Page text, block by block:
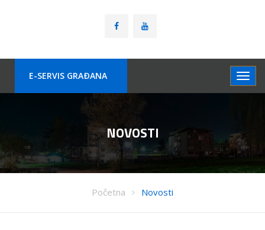
E-SERVIS GRAÐANA
NOVOSTI
Početna Novosti